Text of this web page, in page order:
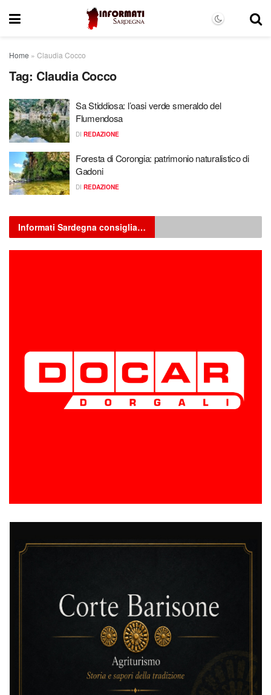
Home » Claudia Cocco
Tag: Claudia Cocco
Sa Stiddiosa: l’oasi verde smeraldo del
Flumendosa
DI REDAZIONE
Foresta di Corongia: patrimonio naturalistico di
Gadoni
DI REDAZIONE
Informati Sardegna consiglia…